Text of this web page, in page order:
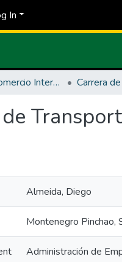
In
Facultad de Comercio Internacional, Integración, Administración y Economía Empresarial
Almeida, Diego
Montenegro Pinchao,
Administración de